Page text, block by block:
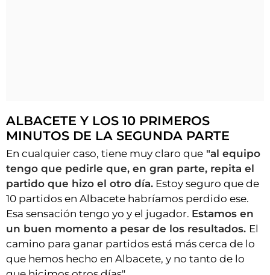
ALBACETE Y LOS 10 PRIMEROS
MINUTOS DE LA SEGUNDA PARTE
En cualquier caso, tiene muy claro que "al equipo
tengo que pedirle que, en gran parte, repita el
partido que hizo el otro día. Estoy seguro que de
10 partidos en Albacete habríamos perdido ese.
Esa sensación tengo yo y el jugador. Estamos en
un buen momento a pesar de los resultados. El
camino para ganar partidos está más cerca de lo
que hemos hecho en Albacete, y no tanto de lo